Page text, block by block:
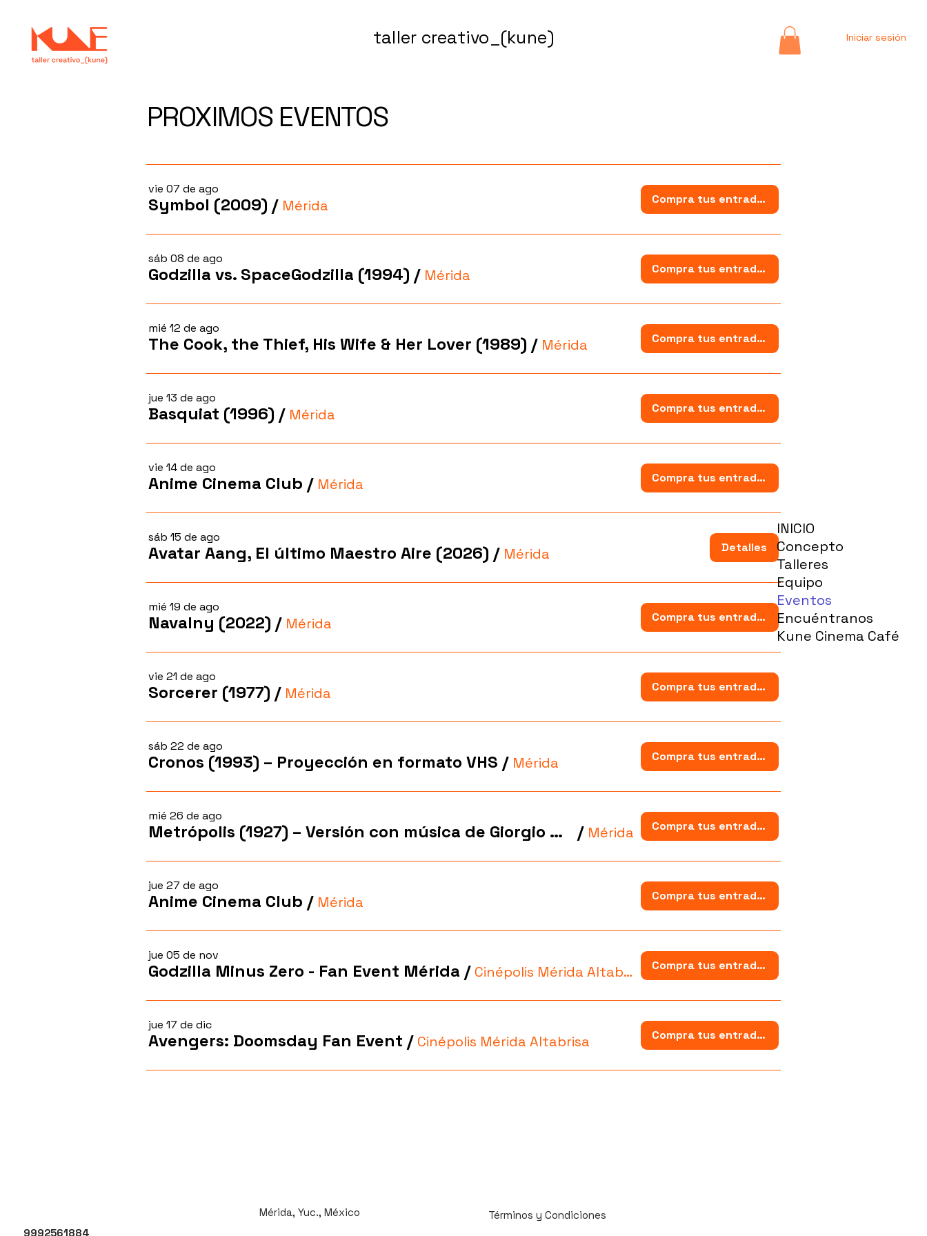
Iniciar sesión
taller creativo_(kune)
INICIO
Concepto
Talleres
Equipo
Eventos
Encuéntranos
Kune Cinema Café
PROXIMOS EVENTOS
vie 07 de ago
Symbol (2009) / Mérida Compra tus entradas
sáb 08 de ago
Godzilla vs. SpaceGodzilla (1994) / Mérida Compra tus entradas
mié 12 de ago
The Cook, the Thief, His Wife & Her Lover (1989) / Mérida Compra tus entradas
jue 13 de ago
Basquiat (1996) / Mérida Compra tus entradas
vie 14 de ago
Anime Cinema Club / Mérida Compra tus entradas
sáb 15 de ago
Avatar Aang, El último Maestro Aire (2026) / Mérida Detalles
mié 19 de ago
Navalny (2022) / Mérida Compra tus entradas
vie 21 de ago
Sorcerer (1977) / Mérida Compra tus entradas
sáb 22 de ago
Cronos (1993) – Proyección en formato VHS / Mérida Compra tus entradas
mié 26 de ago
Metrópolis (1927) – Versión con música de Giorgio Moroder / Mérida Compra tus entradas
jue 27 de ago
Anime Cinema Club / Mérida Compra tus entradas
jue 05 de nov
Godzilla Minus Zero - Fan Event Mérida / Cinépolis Mérida Altabrisa Compra tus entradas
jue 17 de dic
Avengers: Doomsday Fan Event / Cinépolis Mérida Altabrisa Compra tus entradas
9992561884
Mérida, Yuc., México Términos y Condiciones